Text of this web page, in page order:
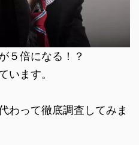
５倍になる！？
います。
わって徹底調査してみま